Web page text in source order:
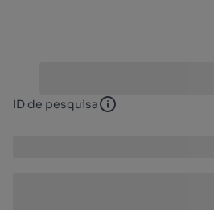
ID de pesquisa ID de pesquisa